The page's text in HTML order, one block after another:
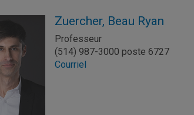
Zuercher, Beau Ryan
Professeur
(514) 987-3000 poste 6727
Courriel